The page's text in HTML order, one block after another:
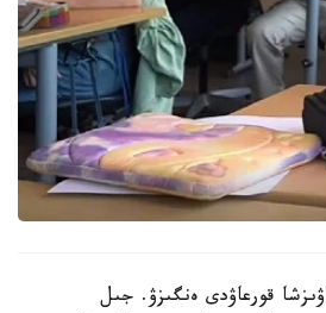
قورعاۋدى ەنگىزۋ. جىل